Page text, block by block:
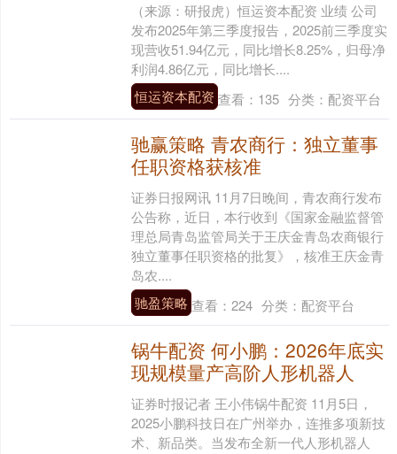
（来源：研报虎）恒运资本配资 业绩 公司
发布2025年第三季度报告，2025前三季度实
现营收51.94亿元，同比增长8.25%，归母净
利润4.86亿元，同比增长....
恒运资本配资 查看： 135 分类： 配资平台
驰赢策略 青农商行：独立董事
任职资格获核准
证券日报网讯 11月7日晚间，青农商行发布
公告称，近日，本行收到《国家金融监督管
理总局青岛监管局关于王庆金青岛农商银行
独立董事任职资格的批复》，核准王庆金青
岛农....
驰盈策略 查看： 224 分类： 配资平台
锅牛配资 何小鹏：2026年底实
现规模量产高阶人形机器人
证券时报记者 王小伟锅牛配资 11月5日，
2025小鹏科技日在广州举办，连推多项新技
术、新品类。当发布全新一代人形机器人